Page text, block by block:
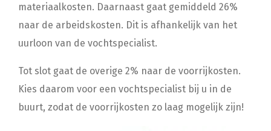
materiaalkosten. Daarnaast gaat gemiddeld 26%
naar de arbeidskosten. Dit is afhankelijk van het
uurloon van de vochtspecialist.
Tot slot gaat de overige 2% naar de voorrijkosten.
Kies daarom voor een vochtspecialist bij u in de
buurt, zodat de voorrijkosten zo laag mogelijk zijn!